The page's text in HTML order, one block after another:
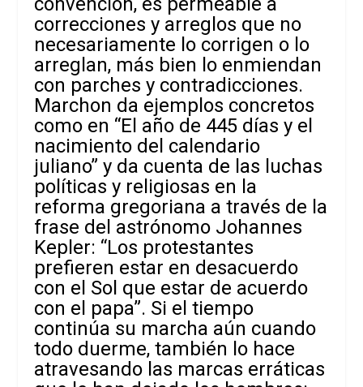
correcciones y arreglos que no
necesariamente lo corrigen o lo
arreglan, más bien lo enmiendan
con parches y contradicciones.
Marchon da ejemplos concretos
como en “El año de 445 días y el
nacimiento del calendario
juliano” y da cuenta de las luchas
políticas y religiosas en la
reforma gregoriana a través de la
frase del astrónomo Johannes
Kepler: “Los protestantes
prefieren estar en desacuerdo
con el Sol que estar de acuerdo
con el papa”. Si el tiempo
continúa su marcha aún cuando
todo duerme, también lo hace
atravesando las marcas erráticas